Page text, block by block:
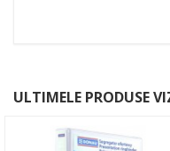
ULTIMELE PRODUSE